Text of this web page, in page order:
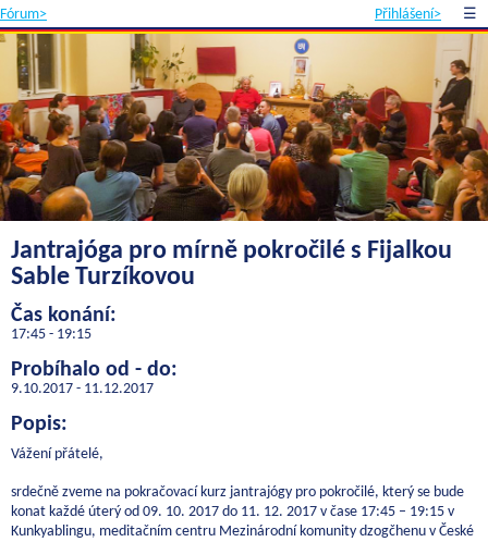
Fórum> Přihlášení> ☰
Jantrajóga pro mírně pokročilé s Fijalkou
Sable Turzíkovou
Čas konání:
17:45 - 19:15
Probíhalo od - do:
9.10.2017 - 11.12.2017
Popis:
Vážení přátelé,
srdečně zveme na pokračovací kurz jantrajógy pro pokročilé, který se bude
konat každé úterý od 09. 10. 2017 do 11. 12. 2017 v čase 17:45 – 19:15 v
Kunkyablingu, meditačním centru Mezinárodní komunity dzogčhenu v České